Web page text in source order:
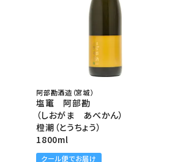
阿部勘酒造（宮城）
塩竃 阿部勘
（しおがま あべかん）
橙潮（とうちょう）
1800ml
クール便でお届け